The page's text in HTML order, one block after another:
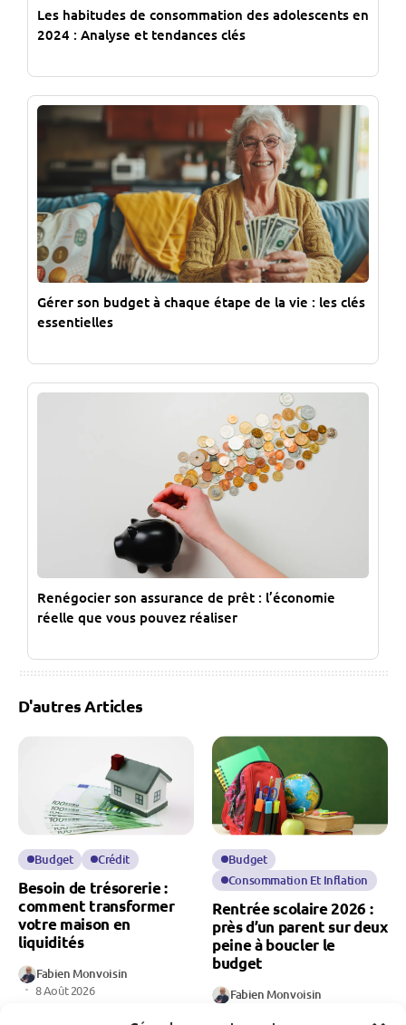
Les habitudes de consommation des adolescents en
2024 : Analyse et tendances clés
Gérer son budget à chaque étape de la vie : les clés
essentielles
Renégocier son assurance de prêt : l’économie
réelle que vous pouvez réaliser
D'autres Articles
Budget Crédit
Besoin de trésorerie :
comment transformer
votre maison en
liquidités
Fabien Monvoisin
8 Août 2026
Budget
Consommation Et Inflation
Rentrée scolaire 2026 :
près d’un parent sur deux
peine à boucler le
budget
Fabien Monvoisin